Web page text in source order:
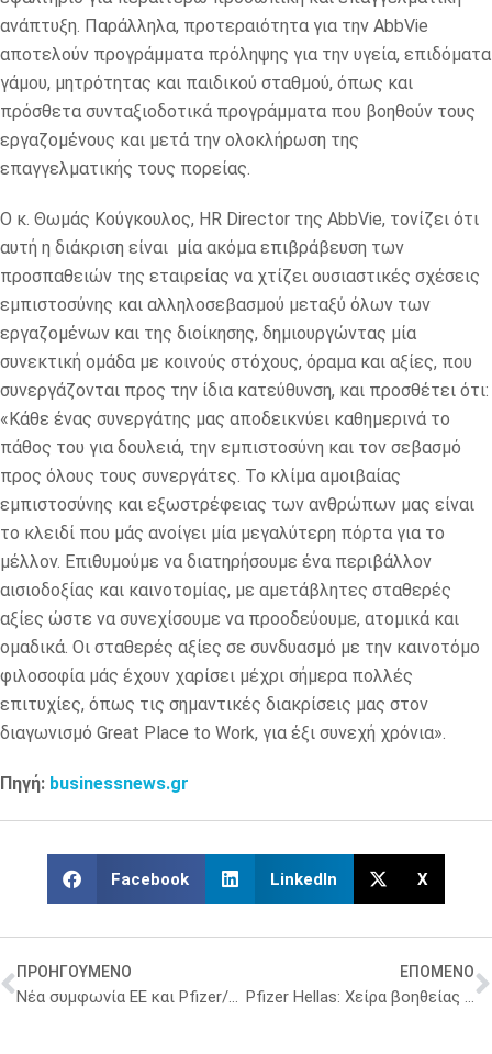
ανάπτυξη. Παράλληλα, προτεραιότητα για την AbbVie
αποτελούν προγράμματα πρόληψης για την υγεία, επιδόματα
γάμου, μητρότητας και παιδικού σταθμού, όπως και
πρόσθετα συνταξιοδοτικά προγράμματα που βοηθούν τους
εργαζομένους και μετά την ολοκλήρωση της
επαγγελματικής τους πορείας.
Ο κ. Θωμάς Κούγκουλος, HR Director της AbbVie, τονίζει ότι
αυτή η διάκριση είναι μία ακόμα επιβράβευση των
προσπαθειών της εταιρείας να χτίζει ουσιαστικές σχέσεις
εμπιστοσύνης και αλληλοσεβασμού μεταξύ όλων των
εργαζομένων και της διοίκησης, δημιουργώντας μία
συνεκτική ομάδα με κοινούς στόχους, όραμα και αξίες, που
συνεργάζονται προς την ίδια κατεύθυνση, και προσθέτει ότι:
«Κάθε ένας συνεργάτης μας αποδεικνύει καθημερινά το
πάθος του για δουλειά, την εμπιστοσύνη και τον σεβασμό
προς όλους τους συνεργάτες. Το κλίμα αμοιβαίας
εμπιστοσύνης και εξωστρέφειας των ανθρώπων μας είναι
το κλειδί που μάς ανοίγει μία μεγαλύτερη πόρτα για το
μέλλον. Επιθυμούμε να διατηρήσουμε ένα περιβάλλον
αισιοδοξίας και καινοτομίας, με αμετάβλητες σταθερές
αξίες ώστε να συνεχίσουμε να προοδεύουμε, ατομικά και
ομαδικά. Οι σταθερές αξίες σε συνδυασμό με την καινοτόμο
φιλοσοφία μάς έχουν χαρίσει μέχρι σήμερα πολλές
επιτυχίες, όπως τις σημαντικές διακρίσεις μας στον
διαγωνισμό Great Place to Work, για έξι συνεχή χρόνια».
Πηγή: businessnews.gr
Facebook LinkedIn X
ΠΡΟΗΓΟΥΜΕΝΟ
Νέα συμφωνία ΕΕ και Pfizer/BioNTech για την αγορά άλλων 300εκ. δόσεων εμβολίου
ΕΠΟΜΕΝΟ
Pfizer Hellas: Χείρα βοηθείας για την αντιμετώπιση της πανδημίας